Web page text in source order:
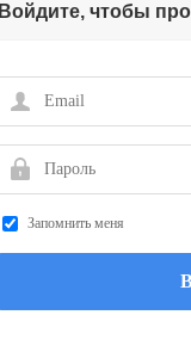
Войдите, чтобы
Email
Пароль
Запомнить меня